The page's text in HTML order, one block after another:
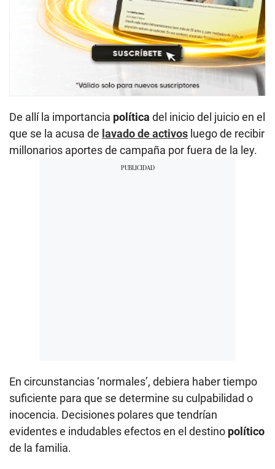
De allí la importancia política del inicio del juicio en el
que se la acusa de lavado de activos luego de recibir
millonarios aportes de campaña por fuera de la ley.
En circunstancias ‘normales’, debiera haber tiempo
suficiente para que se determine su culpabilidad o
inocencia. Decisiones polares que tendrían
evidentes e indudables efectos en el destino político
de la familia.